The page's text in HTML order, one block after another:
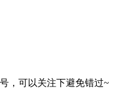
，可以关注下避免错过~